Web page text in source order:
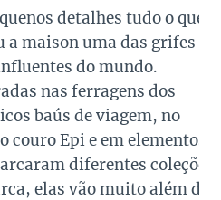
tudo o que
uma das grifes
mundo.
dos
viagem, no
e em elementos
coleções
muito além da